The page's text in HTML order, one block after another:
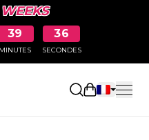
39
MINUTES
35
SECONDES
Ouvrir le